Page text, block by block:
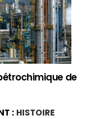
de
: HISTOIRE